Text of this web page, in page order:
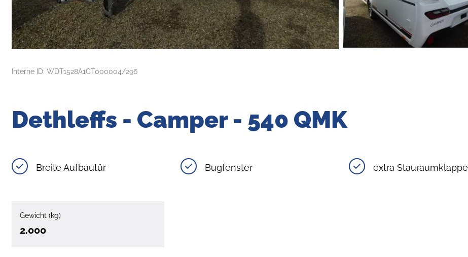
Interne ID: WDT1528A1CT000004/296
Dethleffs - Camper - 540 QMK
Breite Aufbautür Bugfenster extra Stauraumklappe
Gewicht (kg)
2.000